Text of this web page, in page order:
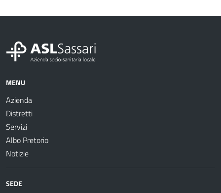
MENU
Azienda
Distretti
Servizi
Albo Pretorio
Notizie
SEDE